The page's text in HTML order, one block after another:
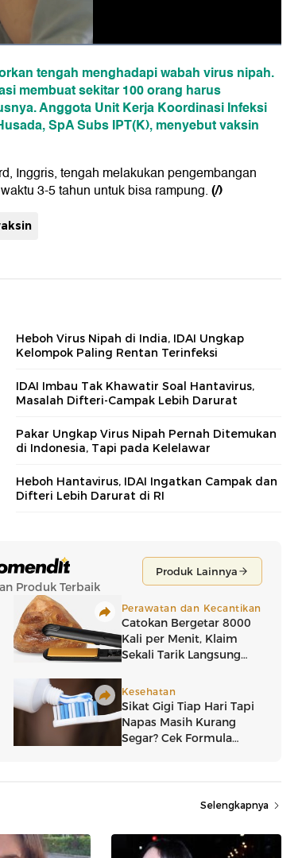
tengah menghadapi wabah virus nipah.
membuat sekitar 100 orang harus
Anggota Unit Kerja Koordinasi Infeksi
SpA Subs IPT(K), menyebut vaksin
Inggris, tengah melakukan pengembangan
3-5 tahun untuk bisa rampung.(/)
Heboh Virus Nipah di India, IDAI Ungkap
Kelompok Paling Rentan Terinfeksi
IDAI Imbau Tak Khawatir Soal Hantavirus,
Masalah Difteri-Campak Lebih Darurat
Pakar Ungkap Virus Nipah Pernah Ditemukan
di Indonesia, Tapi pada Kelelawar
Heboh Hantavirus, IDAI Ingatkan Campak dan
Difteri Lebih Darurat di RI
Selengkapnya